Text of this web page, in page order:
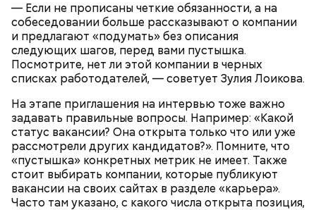
— Если не прописаны четкие обязанности, а на
собеседовании больше рассказывают о компании
и предлагают «подумать» без описания
следующих шагов, перед вами пустышка.
Посмотрите, нет ли этой компании в черных
списках работодателей, — советует Зулия Лоикова.
На этапе приглашения на интервью тоже важно
задавать правильные вопросы. Например: «Какой
статус вакансии? Она открыта только что или уже
рассмотрели других кандидатов?». Помните, что
«пустышка» конкретных метрик не имеет. Также
стоит выбирать компании, которые публикуют
вакансии на своих сайтах в разделе «карьера».
Часто там указано, с какого числа открыта позиция,
Ингредиенты: